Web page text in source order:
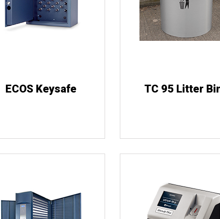
ECOS Keysafe TC 95 Litter